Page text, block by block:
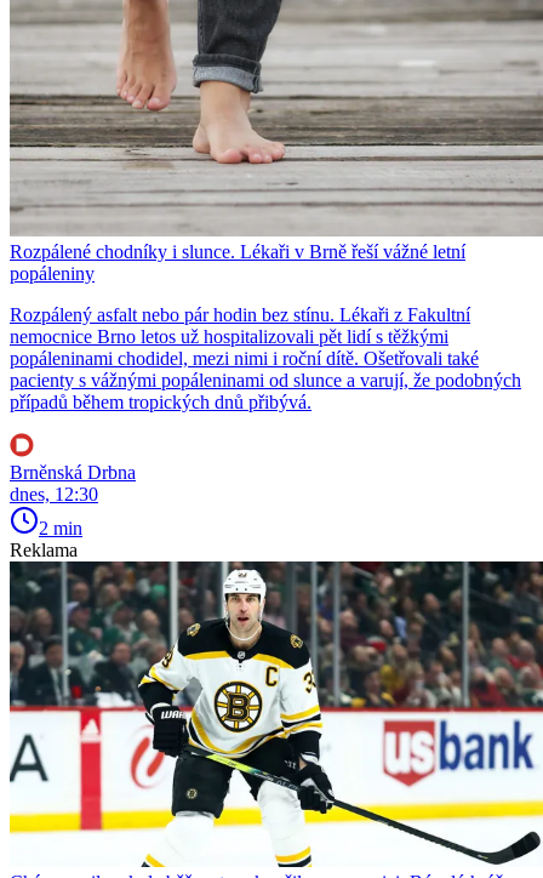
Rozpálené chodníky i slunce. Lékaři v Brně řeší vážné letní
popáleniny
Rozpálený asfalt nebo pár hodin bez stínu. Lékaři z Fakultní
nemocnice Brno letos už hospitalizovali pět lidí s těžkými
popáleninami chodidel, mezi nimi i roční dítě. Ošetřovali také
pacienty s vážnými popáleninami od slunce a varují, že podobných
případů během tropických dnů přibývá.
Brněnská Drbna
dnes, 12:30
2 min
Reklama